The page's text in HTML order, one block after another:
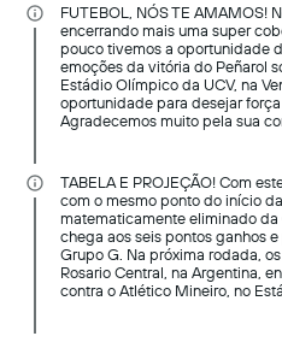
FUTEBOL, NÓS TE AMAMOS!
encerrando mais uma super
pouco tivemos a oportunidade
emoções da vitória do Peñarol
Estádio Olímpico da UCV, na
oportunidade para desejar
Agradecemos muito pela sua
TABELA E PROJEÇÃO! Com
com o mesmo ponto do início
matematicamente eliminado
chega aos seis pontos ganhos
Grupo G. Na próxima rodada,
Rosario Central, na Argentina,
contra o Atlético Mineiro, no